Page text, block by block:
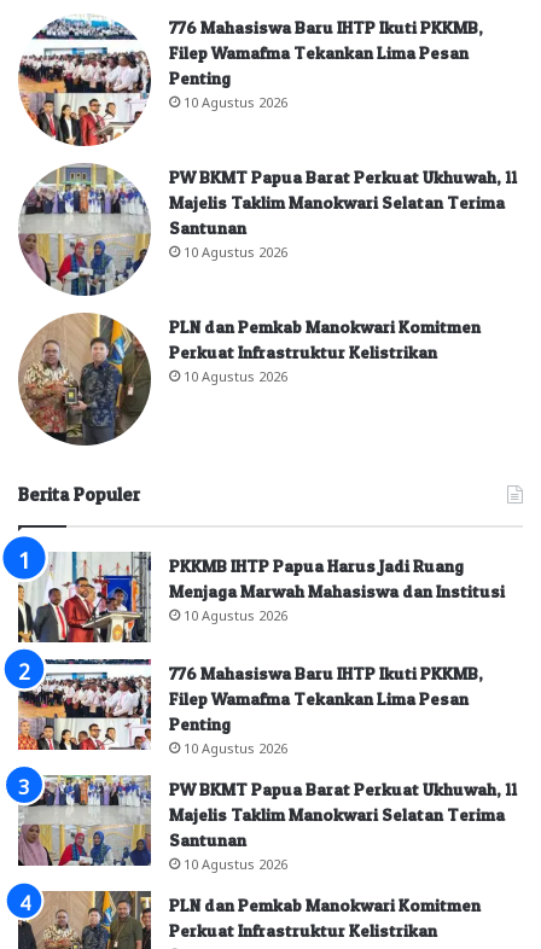
776 Mahasiswa Baru IHTP Ikuti PKKMB,
Filep Wamafma Tekankan Lima Pesan
Penting
10 Agustus 2026
PW BKMT Papua Barat Perkuat Ukhuwah, 11
Majelis Taklim Manokwari Selatan Terima
Santunan
10 Agustus 2026
PLN dan Pemkab Manokwari Komitmen
Perkuat Infrastruktur Kelistrikan
10 Agustus 2026
Berita Populer
PKKMB IHTP Papua Harus Jadi Ruang
Menjaga Marwah Mahasiswa dan Institusi
10 Agustus 2026
776 Mahasiswa Baru IHTP Ikuti PKKMB,
Filep Wamafma Tekankan Lima Pesan
Penting
10 Agustus 2026
PW BKMT Papua Barat Perkuat Ukhuwah, 11
Majelis Taklim Manokwari Selatan Terima
Santunan
10 Agustus 2026
PLN dan Pemkab Manokwari Komitmen
Perkuat Infrastruktur Kelistrikan